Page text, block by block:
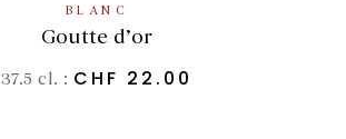
BLANC
Goutte d’or
37.5 cl. : CHF 22.00